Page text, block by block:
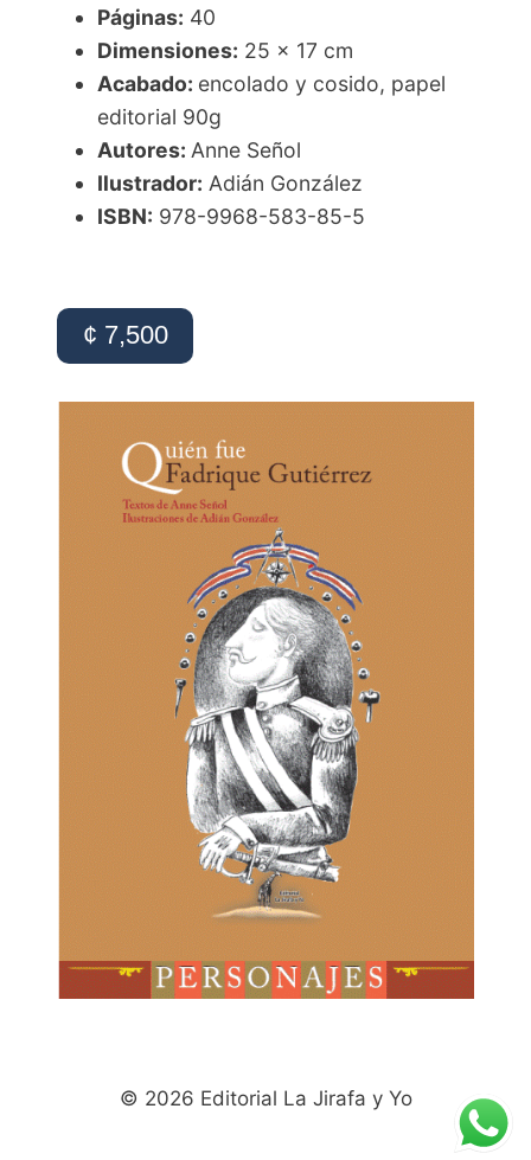
Páginas: 40
Dimensiones: 25 x 17 cm
Acabado: encolado y cosido, papel
editorial 90g
Autores: Anne Señol
Ilustrador: Adián González
ISBN: 978-9968-583-85-5
¢ 7,500
© 2026 Editorial La Jirafa y Yo